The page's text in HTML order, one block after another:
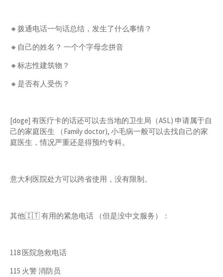
🔸️拨通电话一句话总结，发生了什么事情？
🔸️自己的姓名？ 一个个字母念拼音
🔸️标志性建筑物？
🔸️是否有人受伤？
[doge] 有医疗卡的话还可以去当地的卫生局（ASL) 申请属于自
己的家庭医生 （Family doctor), 小毛病一般可以去找自己的家
庭医生，情况严重还是得预约专科。
意大利医院处方可以跨省使用，没有限制。
其他🇮🇹 有用的紧急电话 （但是没中文服务）：
118 医院急救电话
115 火警 消防员